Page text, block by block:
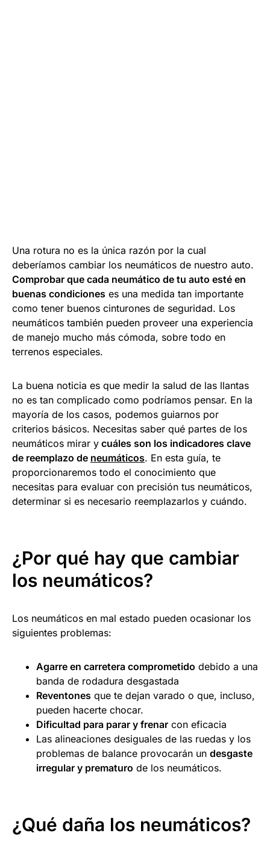
Una rotura no es la única razón por la cual
deberíamos cambiar los neumáticos de nuestro auto.
Comprobar que cada neumático de tu auto esté en
buenas condiciones es una medida tan importante
como tener buenos cinturones de seguridad. Los
neumáticos también pueden proveer una experiencia
de manejo mucho más cómoda, sobre todo en
terrenos especiales.
La buena noticia es que medir la salud de las llantas
no es tan complicado como podríamos pensar. En la
mayoría de los casos, podemos guiarnos por
criterios básicos. Necesitas saber qué partes de los
neumáticos mirar y cuáles son los indicadores clave
de reemplazo de neumáticos. En esta guía, te
proporcionaremos todo el conocimiento que
necesitas para evaluar con precisión tus neumáticos,
determinar si es necesario reemplazarlos y cuándo.
¿Por qué hay que cambiar
los neumáticos?
Los neumáticos en mal estado pueden ocasionar los
siguientes problemas:
Agarre en carretera comprometido debido a una
banda de rodadura desgastada
Reventones que te dejan varado o que, incluso,
pueden hacerte chocar.
Dificultad para parar y frenar con eficacia
Las alineaciones desiguales de las ruedas y los
problemas de balance provocarán un desgaste
irregular y prematuro de los neumáticos.
¿Qué daña los neumáticos?